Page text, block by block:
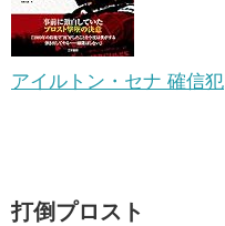
アイルトン・セナ 確信犯
打倒プロスト